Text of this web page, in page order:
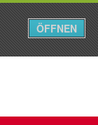
Menü
ÖFFNEN